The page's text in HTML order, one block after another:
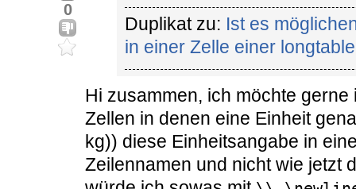
0
Duplikat zu: Ist es
in einer Zelle einer
Hi zusammen, ich möchte
Zellen in denen eine Einheit
kg)) diese Einheitsangabe in
Zeilennamen und nicht wie jetzt